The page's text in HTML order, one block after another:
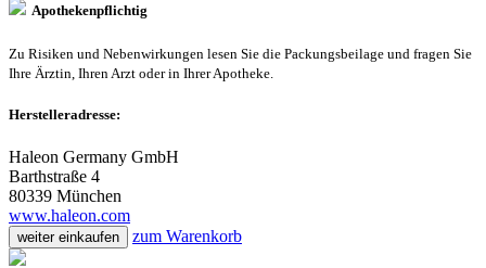
Apothekenpflichtig
Zu Risiken und Nebenwirkungen lesen Sie die Packungsbeilage und fragen Sie
Ihre Ärztin, Ihren Arzt oder in Ihrer Apotheke.
Herstelleradresse:
Haleon Germany GmbH
Barthstraße 4
80339 München
www.haleon.com
weiter einkaufen zum Warenkorb